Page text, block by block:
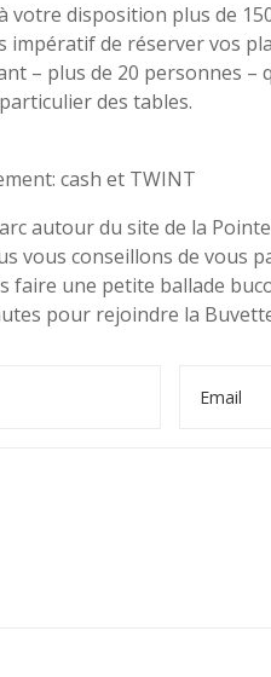
votre disposition plus de
impératif de réserver vos
– plus de 20 personnes –
des tables.
cash et TWINT
autour du site de la
vous conseillons de vous
faire une petite ballade
pour rejoindre la